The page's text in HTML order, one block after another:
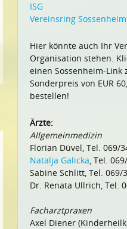
ISG
Vereinsring Sossenheim
Hier könnte auch Ihr
Organisation stehen.
einen Sossenheim-Link
Sonderpreis von EUR
bestellen!
Ärzte:
Allgemeinmedizin
Florian Düvel, Tel. 069/
Natalja Galicka, Tel.
Sabine Schlitt, Tel. 069/
Dr. Renata Ullrich, Tel.
Facharztpraxen
Axel Diener